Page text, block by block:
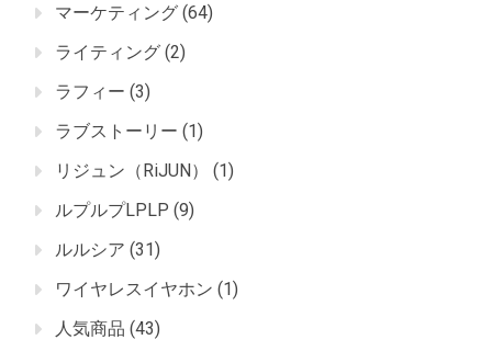
マーケティング (64)
ライティング (2)
ラフィー (3)
ラブストーリー (1)
リジュン（RiJUN）
(1)
ルプルプLPLP (9)
ルルシア (31)
ワイヤレスイヤホン (1)
人気商品 (43)